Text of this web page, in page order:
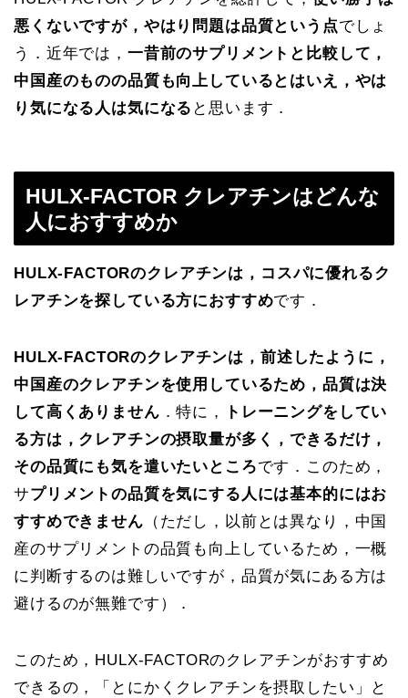
悪くないですが，やはり問題は品質という点でしょ
う．近年では， 一昔前のサプリメントと比較して，
中国産のものの品質も向上しているとはいえ，やは
り気になる人は気になる と思います．
HULX-FACTOR クレアチンはどんな
人におすすめか
HULX-FACTORのクレアチンは，コスパに優れるク
レアチンを探している方におすすめです．
HULX-FACTORのクレアチンは，前述したように，
中国産のクレアチンを使用しているため，品質は決
して高くありません ．特に，
トレーニングをしてい
る方は，クレアチンの摂取量が多く，できるだけ，
その品質にも気を遣いたいところです．このため，
サプリメントの品質を気にする人には基本的にはお
すすめできません （ただし，以前とは異なり，中国
産のサプリメントの品質も向上しているため，一概
に判断するのは難しいですが，品質が気にある方は
避けるのが無難です）．
このため，HULX-FACTORのクレアチンがおすすめ
できるの，「とにかくクレアチンを摂取したい」と